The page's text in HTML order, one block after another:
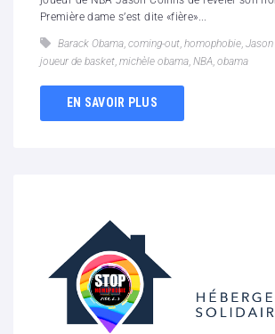
Première dame s’est dite «fière»...
Barack Obama coming-out homophobie
joueur de basket michèle obama NBA obama
EN SAVOIR PLUS